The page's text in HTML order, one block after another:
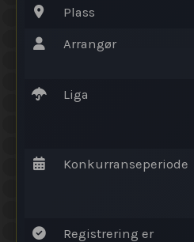
Plass
Arrangør
Liga
Konkurranseperiode
Registrering er